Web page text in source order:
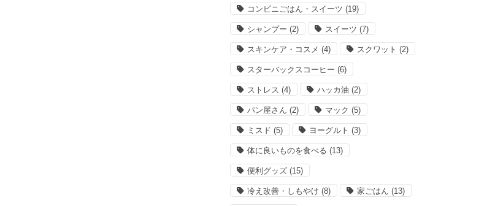
コンビニごはん・スイーツ (19)
シャンプー (2) スイーツ (7)
スキンケア・コスメ (4) スクワット (2)
スターバックスコーヒー (6)
ストレス (4) ハッカ油 (2)
パン屋さん (2) マック (5)
ミスド (5) ヨーグルト (3)
体に良いものを食べる (13)
便利グッズ (15)
冷え改善・しもやけ (8) 家ごはん (13)